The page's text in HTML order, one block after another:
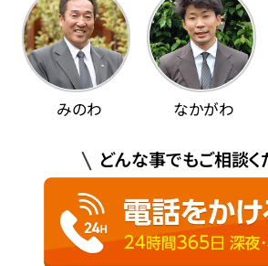
みのわ なかがわ
どんな事でもご相談く